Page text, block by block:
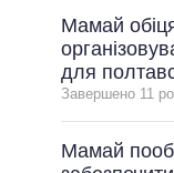
Мамай
для
Завершено 11
Мамай